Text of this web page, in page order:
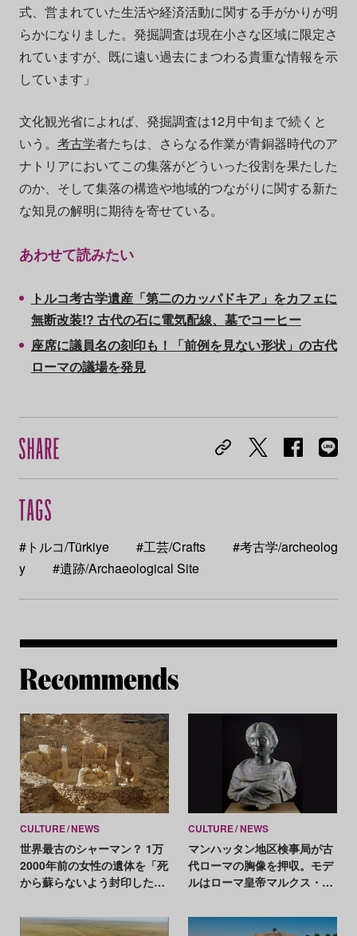
式、営まれていた生活や経済活動に関する手がかりが明
らかになりました。発掘調査は現在小さな区域に限定さ
れていますが、既に遠い過去にまつわる貴重な情報を示
しています」
文化観光省によれば、発掘調査は12月中旬まで続くと
いう。 考古学者たちは、さらなる作業が青銅器時代のア
ナトリアにおいてこの集落がどういった役割を果たした
のか、そして集落の構造や地域的つながりに関する新た
な知見の解明に期待を寄せている。
あわせて読みたい
トルコ考古学遺産「第二のカッパドキア」をカフェに
無断改装!? 古代の石に電気配線、墓でコーヒー
座席に議員名の刻印も！「前例を見ない形状」の古代
ローマの議場を発見
#トルコ/Türkiye #工芸/Crafts
#考古学/archeolog
y
#遺跡/Archaeological Site
CULTURE NEWS
世界最古のシャーマン？ 1万
2000年前の女性の遺体を「死
から蘇らないよう封印した可
CULTURE NEWS
マンハッタン地区検事局が古
代ローマの胸像を押収。モデ
ルはローマ皇帝マルクス・ア